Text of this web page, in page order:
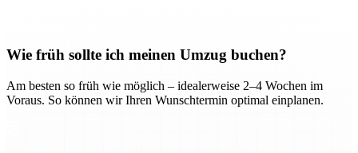
Wie früh sollte ich meinen Umzug buchen?
Am besten so früh wie möglich – idealerweise 2–4 Wochen im
Voraus. So können wir Ihren Wunschtermin optimal einplanen.